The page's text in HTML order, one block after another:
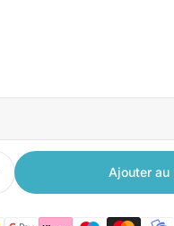
quantité pourla quantité
Ajouter au